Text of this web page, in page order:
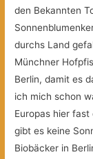
den Bekannten
durchs Land
Münchner
Berlin, damit es
ich mich schon
Europas hier
gibt es keine
Biobäcker in